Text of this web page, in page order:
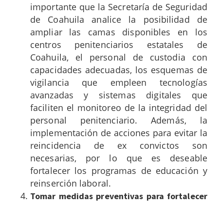
importante que la Secretaría de Seguridad
de Coahuila analice la posibilidad de
ampliar las camas disponibles en los
centros penitenciarios estatales de
Coahuila, el personal de custodia con
capacidades adecuadas, los esquemas de
vigilancia que empleen tecnologías
avanzadas y sistemas digitales que
faciliten el monitoreo de la integridad del
personal penitenciario. Además, la
implementación de acciones para evitar la
reincidencia de ex convictos son
necesarias, por lo que es deseable
fortalecer los programas de educación y
reinserción laboral.
Tomar medidas preventivas para fortalecer